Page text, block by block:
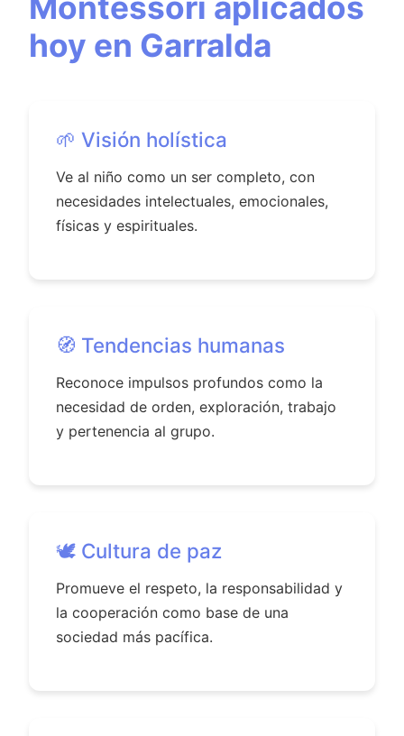
hoy en Garralda
🌱 Visión holística
Ve al niño como un ser completo, con
necesidades intelectuales, emocionales,
físicas y espirituales.
🧭 Tendencias humanas
Reconoce impulsos profundos como la
necesidad de orden, exploración, trabajo
y pertenencia al grupo.
🕊️ Cultura de paz
Promueve el respeto, la responsabilidad y
la cooperación como base de una
sociedad más pacífica.